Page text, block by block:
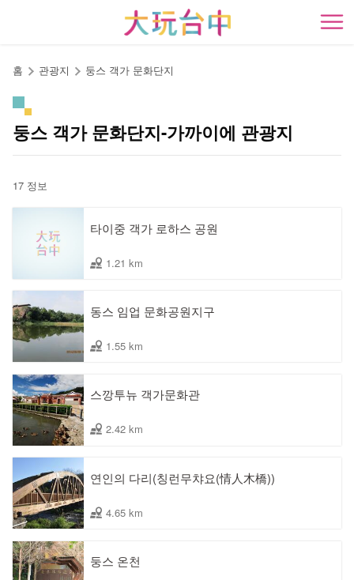
開
홈 관광지 둥스 객가 문화단지
둥스 객가 문화단지-가까이에 관광지
17 정보
타이중 객가 로하스 공원
1.21 km
동스 임업 문화공원지구
1.55 km
스깡투뉴 객가문화관
2.42 km
연인의 다리(칭런무챠요(情人木橋))
4.65 km
둥스 온천